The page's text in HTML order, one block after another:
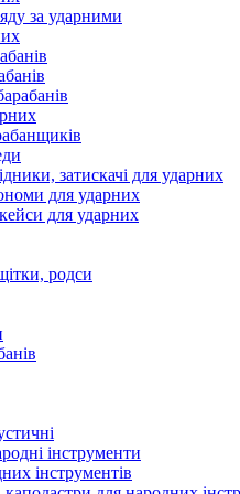
за ударними
затискачі для ударних
для ударних
для ударних
родси
інструменти
інструментів